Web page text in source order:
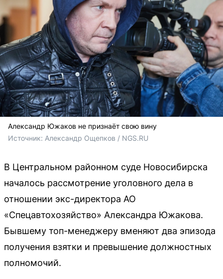
Александр Южаков не признаёт свою вину
Источник: Александр Ощепков / NGS.RU
В Центральном районном суде Новосибирска
началось рассмотрение уголовного дела в
отношении экс-директора АО
«Спецавтохозяйство» Александра Южакова.
Бывшему топ-менеджеру вменяют два эпизода
получения взятки и превышение должностных
полномочий.